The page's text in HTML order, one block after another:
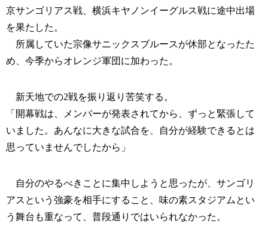
京サンゴリアス戦、横浜キヤノンイーグルス戦に途中出場
を果たした。
所属していた宗像サニックスブルースが休部となったた
め、今季からオレンジ軍団に加わった。
新天地での2戦を振り返り苦笑する。
「開幕戦は、メンバーが発表されてから、ずっと緊張して
いました。あんなに大きな試合を、自分が経験できるとは
思っていませんでしたから」
自分のやるべきことに集中しようと思ったが、サンゴリ
アスという強豪を相手にすること、味の素スタジアムとい
う舞台も重なって、普段通りではいられなかった。